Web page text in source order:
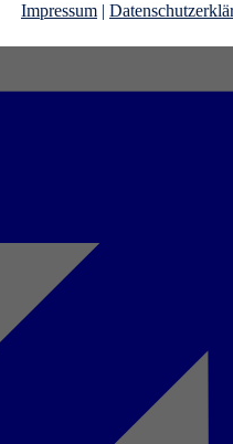
Impressum |